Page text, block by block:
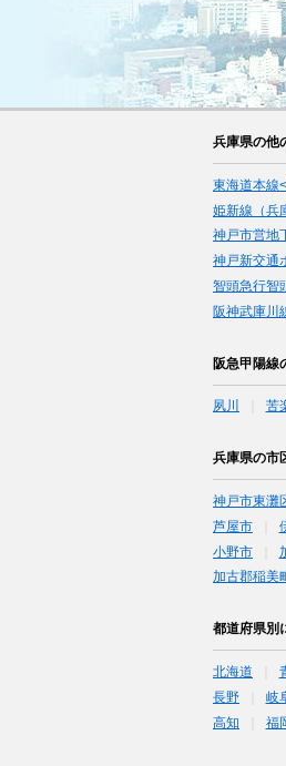
兵庫県の他
東海道本線
姫新線（兵
神戸市営地
神戸新交通
智頭急行智
阪神武庫川
阪急甲陽線
夙川 苦
兵庫県の市
神戸市東灘
芦屋市
小野市
加古郡稲美町
都道府県別
北海道
長野
岐
高知
福